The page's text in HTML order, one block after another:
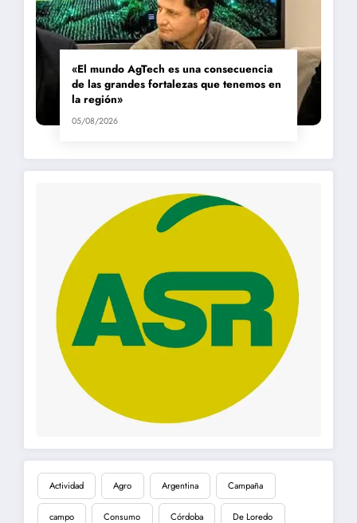
«El mundo AgTech es una consecuencia
de las grandes fortalezas que tenemos en
la región»
05/08/2026
Actividad Agro Argentina Campaña
campo Consumo Córdoba De Loredo